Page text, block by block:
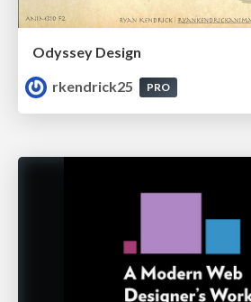
Odyssey Design
rkendrick25
PRO